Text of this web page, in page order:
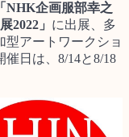
「NHK企画服部幸之
2022」 に出展、多
型アートワークショ
日は、8/14と8/18